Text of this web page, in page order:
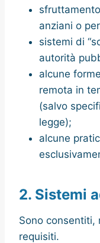
anziani o
sistemi di
autorità
alcune
remota in
(salvo
legge);
alcune
2. Sistemi
Sono consentiti,
requisiti.